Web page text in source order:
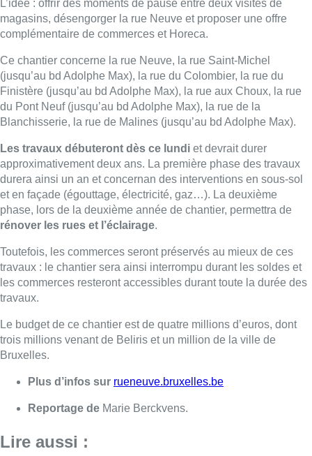
et en façade (égouttage, électricité, gaz…). La deuxième
phase, lors de la deuxième année de chantier, permettra de
rénover les rues et l’éclairage
Toutefois, les commerces seront préservés au mieux de ces
travaux : le chantier sera ainsi interrompu durant les soldes et
les commerces resteront accessibles durant toute la durée des
travaux.
trois millions venant de Beliris et un million de la ville de
Bruxelles.
Plus d’infos sur rueneuve.bruxelles.be
Reportage deMarie Berckvens.
Lire aussi :
Plus de la moitié des exclus du
d’intégration